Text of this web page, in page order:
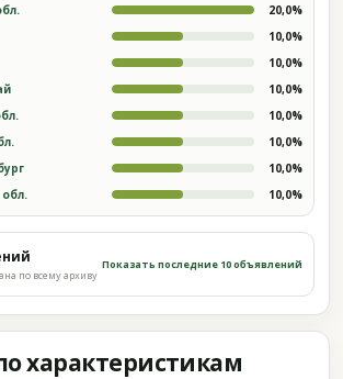
20,0%
10,0%
10,0%
10,0%
10,0%
10,0%
10,0%
10,0%
по всему архиву
Показать последние 10 объявлений
характеристикам